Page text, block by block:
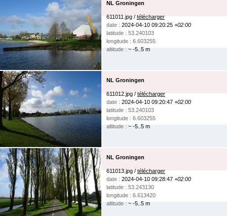
NL Groningen
611011.jpg / télécharger
date : 2024-04-10 09:20:25 +02:00
latitude : 53.240103
longitude : 6.603255
altitude :~ -5..5 m
NL Groningen
611012.jpg / télécharger
date : 2024-04-10 09:20:47 +02:00
latitude : 53.240103
longitude : 6.603255
altitude :~ -5..5 m
NL Groningen
611013.jpg / télécharger
date : 2024-04-10 09:28:47 +02:00
latitude : 53.243130
longitude : 6.613420
altitude :~ -5..5 m